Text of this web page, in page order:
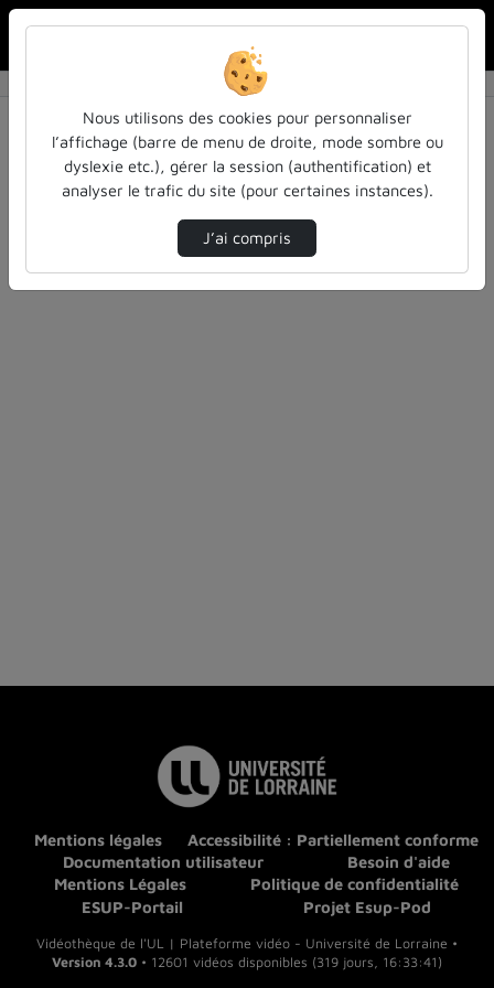
0 vidéo trouvée
Audio Vidéo Statistiques de vues
Direction de tri
Désolé, aucune vidéo trouvée.
Mentions légales
Accessibilité : Partiellement conforme
Documentation utilisateur
Besoin d'aide
Mentions Légales
Politique de confidentialité
ESUP-Portail
Projet Esup-Pod
Vidéothèque de l'UL | Plateforme vidéo - Université de Lorraine •
Version 4.3.0 • 12601 vidéos disponibles (319 jours, 16:33:41)
Nous utilisons des cookies pour personnaliser
l’affichage (barre de menu de droite, mode sombre ou
dyslexie etc.), gérer la session (authentification) et
analyser le trafic du site (pour certaines instances).
J’ai compris